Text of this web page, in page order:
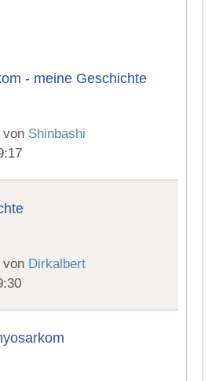
- meine Geschichte
von Shinbashi
von Dirkalbert